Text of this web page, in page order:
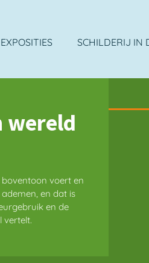
EXPOSITIES SCHILDERIJ IN
wereld
voert en
en dat is
en de
vertelt.